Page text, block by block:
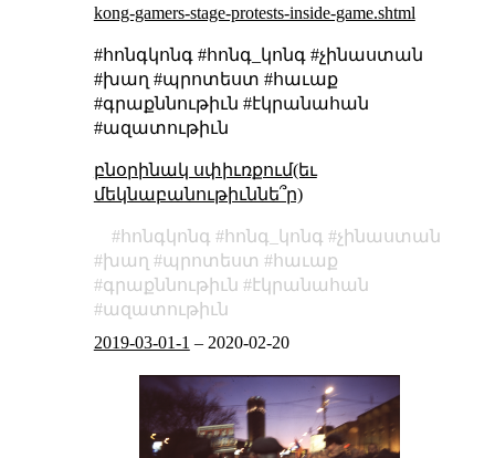
kong-gamers-stage-protests-inside-game.shtml
#հոնգկոնգ #հոնգ_կոնգ #չինաստան
#խաղ #պրոտեստ #հաւաք
#գրաքննութիւն #էկրանահան
#ազատութիւն
բնօրինակ սփիւռքում(եւ
մեկնաբանութիւննե՞ր)
հոնգկոնգ հոնգ_կոնգ
չինաստան
խաղ
պրոտեստ
հաւաք
գրաքննութիւն
էկրանահան
ազատութիւն
2019-03-01-1 – 2020-02-20